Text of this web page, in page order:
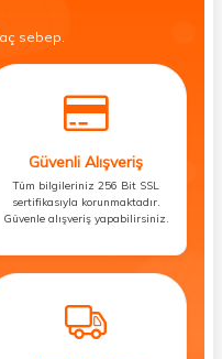
sebep.
Güvenli Alışveriş
Tüm bilgileriniz 256 Bit SSL
sertifikasıyla korunmaktadır.
Güvenle alışveriş yapabilirsiniz.